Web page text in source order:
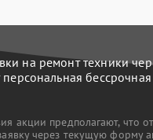
на ремонт техники
персональная
акции предполагают, что
через текущую форму